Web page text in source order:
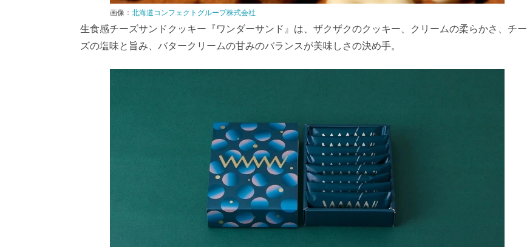
画像： 北海道コンフェクトグループ株式会社
生食感チーズサンドクッキー『ワンダーサンド』は、ザクザクのクッキー、クリームの柔らかさ、チー
ズの塩味と旨み、バタークリームの甘みのバランスが美味しさの決め手。